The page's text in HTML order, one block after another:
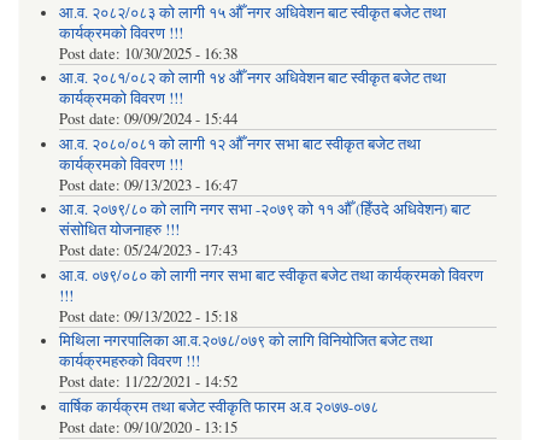
आ.व. २०८२/०८३ को लागी १५ औँ नगर अधिवेशन बाट स्वीकृत बजेट तथा
कार्यक्रमको विवरण !!!
Post date: 10/30/2025 - 16:38
आ.व. २०८१/०८२ को लागी १४ औँ नगर अधिवेशन बाट स्वीकृत बजेट तथा
कार्यक्रमको विवरण !!!
Post date: 09/09/2024 - 15:44
आ.व. २०८०/०८१ को लागी १२ औँ नगर सभा बाट स्वीकृत बजेट तथा
कार्यक्रमको विवरण !!!
Post date: 09/13/2023 - 16:47
आ.व. २०७९/८० को लागि नगर सभा -२०७९ को ११ औँ (हिँउदे अधिवेशन) बाट
संसोधित योजनाहरु !!!
Post date: 05/24/2023 - 17:43
आ.व. ०७९/०८० को लागी नगर सभा बाट स्वीकृत बजेट तथा कार्यक्रमको विवरण
!!!
Post date: 09/13/2022 - 15:18
मिथिला नगरपालिका आ.व.२०७८/०७९ को लागि विनियोजित बजेट तथा
कार्यक्रमहरुको विवरण !!!
Post date: 11/22/2021 - 14:52
वार्षिक कार्यक्रम तथा बजेट स्वीकृति फारम अ.व २०७७-०७८
Post date: 09/10/2020 - 13:15